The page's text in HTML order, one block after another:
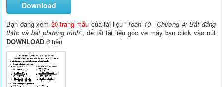
Download
Bạn đang xem 20 trang mẫu của tài liệu "Toán 10 - Chương 4: Bất đẳng
thức và bất phương trình", để tải tài liệu gốc về máy bạn click vào nút
DOWNLOAD ở trên